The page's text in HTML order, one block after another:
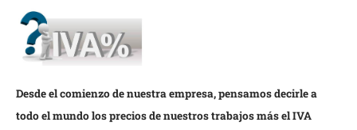
Desde el comienzo de nuestra empresa, pensamos decirle a
todo el mundo los precios de nuestros trabajos más el IVA